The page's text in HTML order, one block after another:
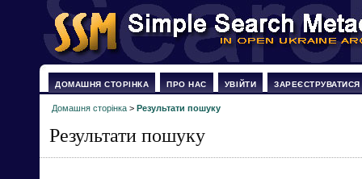
ДОМАШНЯ СТОРІНКА ПРО НАС УВІЙТИ ЗАРЕЄСТРУВАТИСЯ
Домашня сторінка > Результати пошуку
Результати пошуку